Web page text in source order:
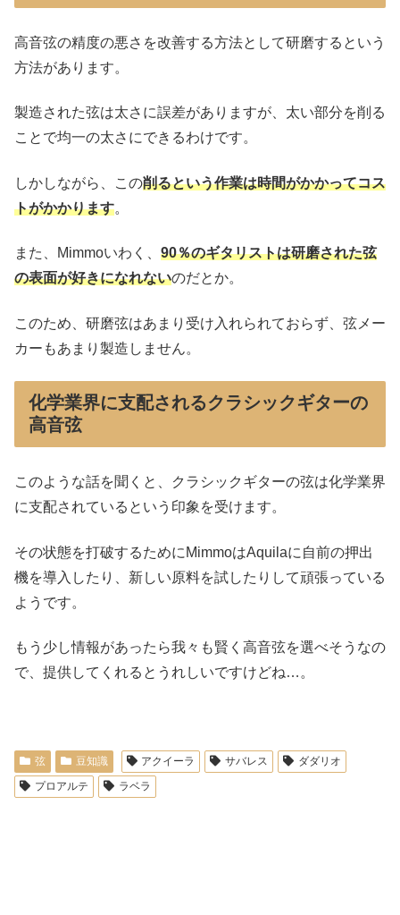
高音弦の精度の悪さを改善する方法として研磨するという
方法があります。
製造された弦は太さに誤差がありますが、太い部分を削る
ことで均一の太さにできるわけです。
しかしながら、この削るという作業は時間がかかってコス
トがかかります。
また、Mimmoいわく、 90％のギタリストは研磨された弦
の表面が好きになれないのだとか。
このため、研磨弦はあまり受け入れられておらず、弦メー
カーもあまり製造しません。
化学業界に支配されるクラシックギターの
高音弦
このような話を聞くと、クラシックギターの弦は化学業界
に支配されているという印象を受けます。
その状態を打破するためにMimmoはAquilaに自前の押出
機を導入したり、新しい原料を試したりして頑張っている
ようです。
もう少し情報があったら我々も賢く高音弦を選べそうなの
で、提供してくれるとうれしいですけどね…。
弦 豆知識 アクイーラ サバレス
ダダリオ
プロアルテ
ラベラ